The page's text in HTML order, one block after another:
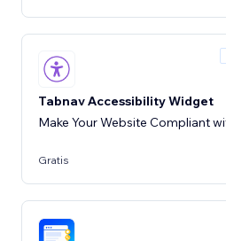
Tabnav Accessibility Widget
Make Your Website Compliant
Gratis